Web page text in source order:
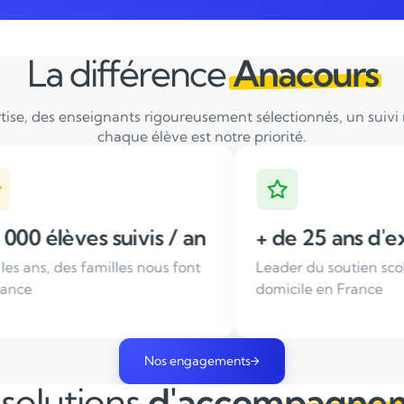
La différenceAnacours
des enseignants rigoureusement sélectionnés, un
chaque élève est notre priorité.
+ de 25 ans d'expérience
Leader du soutien scolaire à
Tous
Nos engagements